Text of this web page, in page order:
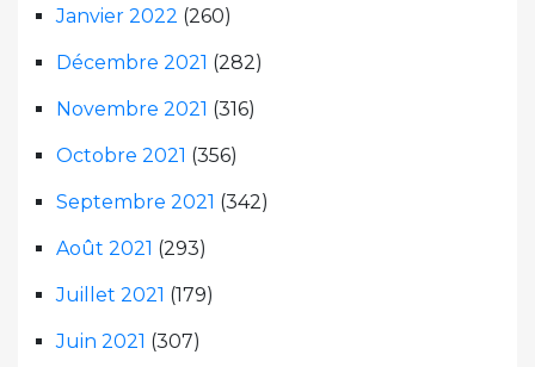
Janvier 2022 (260)
Décembre 2021 (282)
Novembre 2021 (316)
Octobre 2021 (356)
Septembre 2021 (342)
Août 2021 (293)
Juillet 2021 (179)
Juin 2021 (307)